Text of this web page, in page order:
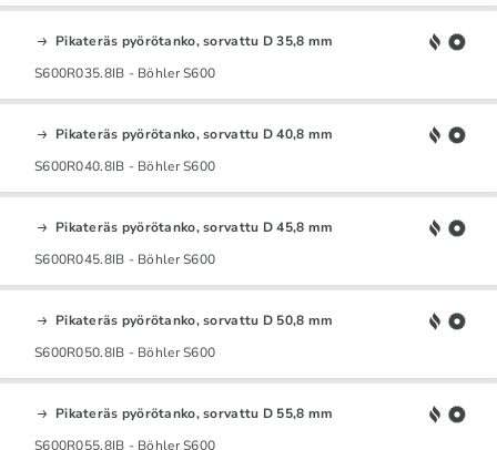
Pikateräs pyörötanko, sorvattu D 35,8 mm
S600R035.8IB - Böhler S600
Pikateräs pyörötanko, sorvattu D 40,8 mm
S600R040.8IB - Böhler S600
Pikateräs pyörötanko, sorvattu D 45,8 mm
S600R045.8IB - Böhler S600
Pikateräs pyörötanko, sorvattu D 50,8 mm
S600R050.8IB - Böhler S600
Pikateräs pyörötanko, sorvattu D 55,8 mm
S600R055.8IB - Böhler S600